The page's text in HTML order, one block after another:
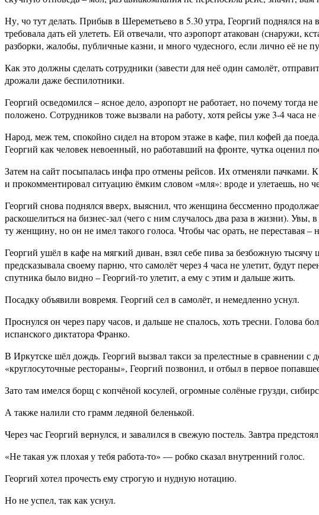
Ну, чо тут делать. Прибыв в Шереметьево в 5.30 утра, Георгий поднялся
требовала дать ей улететь. Ей отвечали, что аэропорт атакован (снаружи,
разборки, жалобы, публичные казни, и много чудесного, если лично её не
Как это должны сделать сотрудники (завести для неё один самолёт,
дрожали даже беспилотники.
Георгий осведомился – ясное дело, аэропорт не работает, но почему
положено. Сотрудников тоже вызвали на работу, хотя рейсы уже 3-4 часа
Народ, меж тем, спокойно сидел на втором этаже в кафе, пил кофей да
Георгий как человек невоенный, но работавший на фронте, чутка оценил
Затем на сайт посыпалась инфа про отмены рейсов. Их отменяли пачками.
и прокомментировал ситуацию ёмким словом «мля»: вроде и улетаешь, но
Георгий снова поднялся вверх, выяснил, что женщина бессменно
раскошелиться на бизнес-зал (чего с ним случалось два раза в жизни).
ту женщину, но он не имел такого голоса. Чтобы час орать, не переставая
Георгий ушёл в кафе на мягкий диван, взял себе пива за безбожную
предсказывала своему парню, что самолёт через 4 часа не улетит, будут
спутника было видно – Георгий-то улетит, а ему с этим и дальше жить.
Посадку объявили вовремя. Георгий сел в самолёт, и немедленно уснул.
Проснулся он через пару часов, и дальше не спалось, хоть тресни. Голова
испанского диктатора Франко.
В Иркутске шёл дождь. Георгий вызвал такси за прелестные в сравнении
«круглосуточные рестораны», Георгий позвонил, и отбыл в первое
Зато там имелся борщ с копчёной косулей, огромные солёные грузди,
А также налили сто грамм ледяной беленькой.
Через час Георгий вернулся, и завалился в свежую постель. Завтра
«Не такая уж плохая у тебя работа-то» — робко сказал внутренний голос.
Георгий хотел прочесть ему строгую и нудную нотацию.
Но не успел, так как уснул.